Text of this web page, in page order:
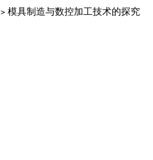
> 模具制造与数控加工技术的探究